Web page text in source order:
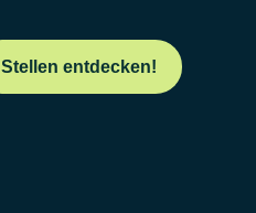
Stellen entdecken!